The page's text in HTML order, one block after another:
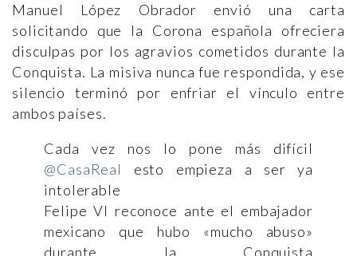
Manuel López Obrador envió una carta
solicitando que la Corona española ofreciera
disculpas por los agravios cometidos durante la
Conquista. La misiva nunca fue respondida, y ese
silencio terminó por enfriar el vínculo entre
ambos países.
Cada vez nos lo pone más difícil
@CasaReal
esto empieza a ser ya
intolerable
Felipe VI reconoce ante el embajador
mexicano que hubo «mucho abuso»
durante la Conquista